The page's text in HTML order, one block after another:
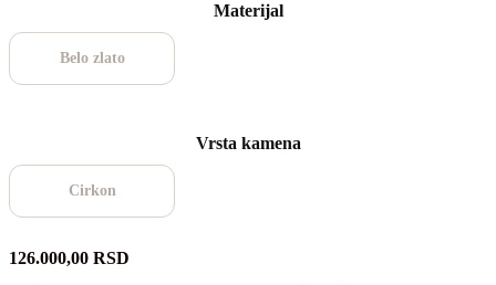
Materijal
Belo zlato
Vrsta kamena
Cirkon
126.000,00 RSD